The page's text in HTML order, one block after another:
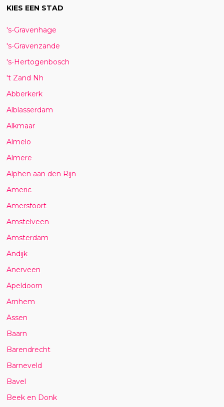
KIES EEN STAD
's-Gravenhage
's-Gravenzande
's-Hertogenbosch
't Zand Nh
Abberkerk
Alblasserdam
Alkmaar
Almelo
Almere
Alphen aan den Rijn
Americ
Amersfoort
Amstelveen
Amsterdam
Andijk
Anerveen
Apeldoorn
Arnhem
Assen
Baarn
Barendrecht
Barneveld
Bavel
Beek en Donk